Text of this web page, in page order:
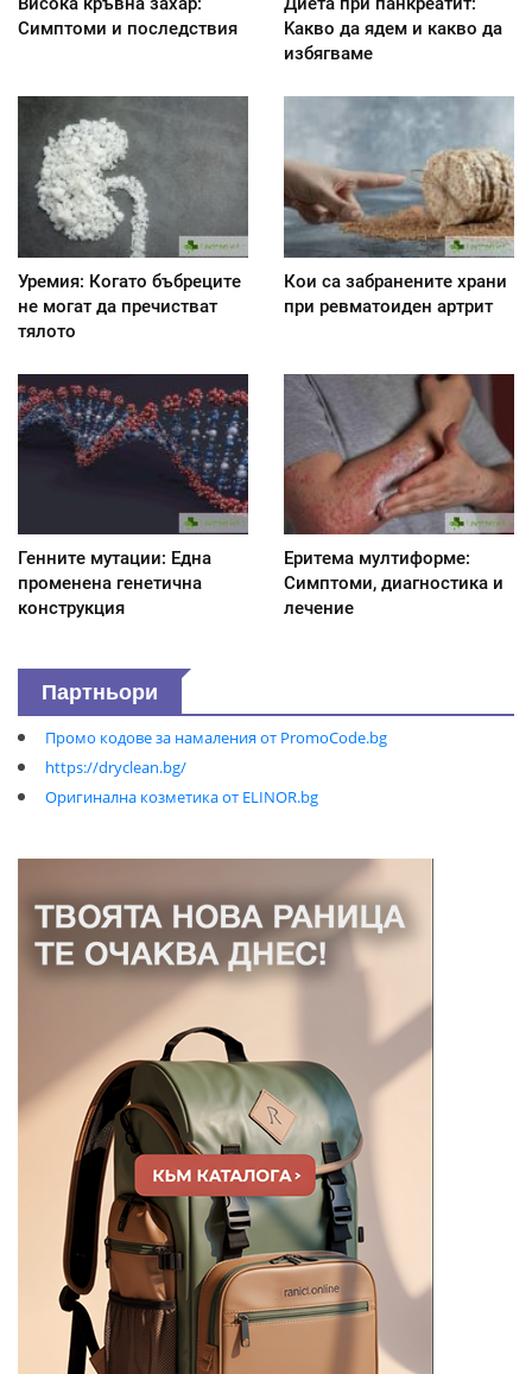
Симптоми и последствия
Kакво да ядем и какво да
избягваме
Уремия: Когато бъбреците
не могат да пречистват
тялото
Кои са забранените храни
при ревматоиден артрит
Генните мутации: Една
променена генетична
конструкция
Еритема мултиформе:
Симптоми, диагностика и
лечение
Партньори
Промо кодове за намаления от PromoCode.bg
https://dryclean.bg/
Оригинална козметика от ELINOR.bg